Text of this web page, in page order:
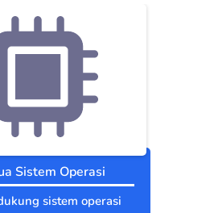
Sistem Operasi
sistem operasi